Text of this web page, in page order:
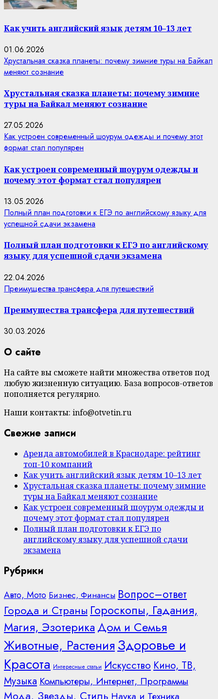
Как учить английский язык детям 10–13 лет
01.06.2026
Хрустальная сказка планеты: почему зимние туры на Байкал
меняют сознание
Хрустальная сказка планеты: почему зимние
туры на Байкал меняют сознание
27.05.2026
Как устроен современный шоурум одежды и почему этот
формат стал популярен
Как устроен современный шоурум одежды и
почему этот формат стал популярен
13.05.2026
Полный план подготовки к ЕГЭ по английскому языку для
успешной сдачи экзамена
Полный план подготовки к ЕГЭ по английскому
языку для успешной сдачи экзамена
22.04.2026
Преимущества трансфера для путешествий
Преимущества трансфера для путешествий
30.03.2026
О сайте
На сайте вы сможете найти множества ответов под
любую жизненную ситуацию. База вопросов-ответов
пополняется регулярно.
Наши контакты: info@otvetin.ru
Свежие записи
Аренда автомобилей в Краснодаре: рейтинг
топ-10 компаний
Как учить английский язык детям 10–13 лет
Хрустальная сказка планеты: почему зимние
туры на Байкал меняют сознание
Как устроен современный шоурум одежды и
почему этот формат стал популярен
Полный план подготовки к ЕГЭ по
английскому языку для успешной сдачи
экзамена
Рубрики
Авто, Мото Бизнес, Финансы Вопрос–ответ
Города и Страны Гороскопы, Гадания,
Магия, Эзотерика Дом и Семья
Животные, Растения Здоровье и
Красота Интересные статьи Искусство Кино, ТВ,
Музыка Компьютеры, Интернет, Программы
Мода, Звезды, Стиль Наука и Техника